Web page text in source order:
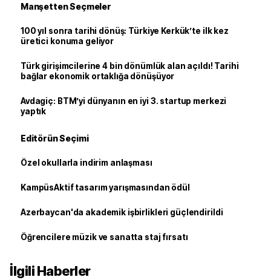
Manşetten Seçmeler
100 yıl sonra tarihi dönüş: Türkiye Kerkük’te ilk kez
üretici konuma geliyor
Türk girişimcilerine 4 bin dönümlük alan açıldı! Tarihi
bağlar ekonomik ortaklığa dönüşüyor
Avdagiç: BTM’yi dünyanın en iyi 3. startup merkezi
yaptık
Editörün Seçimi
Özel okullarla indirim anlaşması
KampüsAktif tasarım yarışmasından ödül
Azerbaycan'da akademik işbirlikleri güçlendirildi
Öğrencilere müzik ve sanatta staj fırsatı
İlgili Haberler